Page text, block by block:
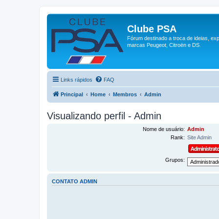
Clube PSA
Fórum destinado a troca de ideias,
marcas Peugeot, Citroën e DS.
Links rápidos FAQ
Principal Home Membros Admin
Visualizando perfil - Admin
Nome de usuário: Admin
Rank: Site Admin
Grupos:
CONTATO ADMIN